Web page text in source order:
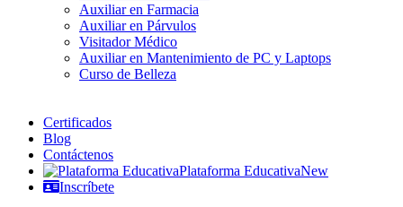
Auxiliar en Farmacia
Auxiliar en Párvulos
Visitador Médico
Auxiliar en Mantenimiento de PC y Laptops
Curso de Belleza
Certificados
Blog
Contáctenos
Plataforma EducativaNew
Inscríbete